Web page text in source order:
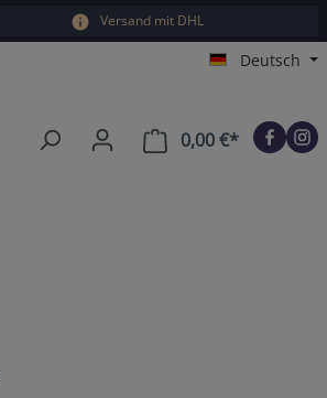
Versand mit DHL
Deutsch
0,00 €*Warenkorb